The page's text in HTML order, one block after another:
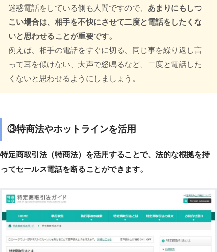
迷惑電話をしている側も人間ですので、 あまりにもしつ
こい場合は、相手を不快にさせて二度と電話をしたくな
いと思わせることが重要です。
例えば、相手の電話をすぐに切る、同じ事を繰り返し言
って耳を傾けない、大声で怒鳴るなど、二度と電話した
くないと思わせるようにしましょう。
③特商法やホットラインを活用
特定商取引法（特商法）を活用することで、法的な根拠を持
ってセールス電話を断ることができます。